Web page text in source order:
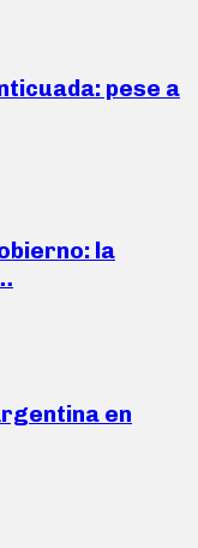
pese a
la
en